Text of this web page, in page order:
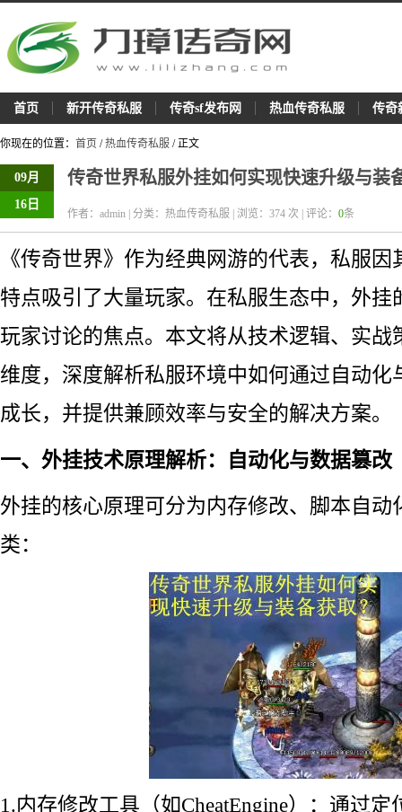
首页 新开传奇私服 传奇sf发布网 热血传奇私服 传奇
你现在的位置： 首页 /热血传奇私服 / 正文
09月
16日
传奇世界私服外挂如何实现快速升级与装
作者：admin | 分类：热血传奇私服 | 浏览： 374 次 | 评论： 0条
《传奇世界》作为经典网游的代表，私服
特点吸引了大量玩家。在私服生态中，外挂
玩家讨论的焦点。本文将从技术逻辑、实战
维度，深度解析私服环境中如何通过自动化
成长，并提供兼顾效率与安全的解决方案。
一、外挂技术原理解析：自动化与数据篡改
外挂的核心原理可分为内存修改、脚本自动
类：
1.内存修改工具（如CheatEngine）：通过